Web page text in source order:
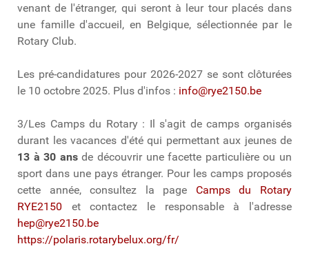
venant de l'étranger, qui seront à leur tour placés dans
une famille d'accueil, en Belgique, sélectionnée par le
Rotary Club.
Les pré-candidatures pour 2026-2027 se sont clôturées
le 10 octobre 2025. Plus d'infos : info@rye2150.be
3/Les Camps du Rotary : Il s'agit de camps organisés
durant les vacances d'été qui permettant aux jeunes de
13 à 30 ansde découvrir une facette particulière ou un
sport dans une pays étranger. Pour les camps proposés
cette année, consultez la page Camps du Rotary
RYE2150 et contactez le responsable à l'adresse
hep@rye2150.be
https://polaris.rotarybelux.org/fr/